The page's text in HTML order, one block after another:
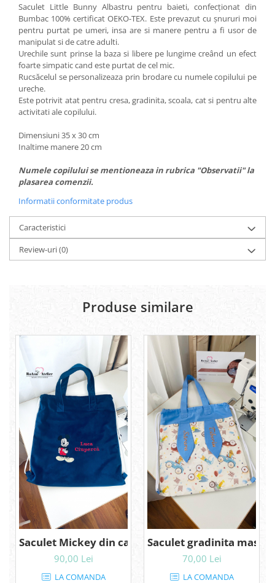
Saculet Little Bunny Albastru pentru baieti, confecționat din
Bumbac 100% certificat OEKO-TEX. Este prevazut cu șnururi moi
pentru purtat pe umeri, insa are si manere pentru a fi usor de
manipulat si de catre adulti.
Urechile sunt prinse la baza si libere pe lungime creând un efect
foarte simpatic cand este purtat de cel mic.
Rucsăcelul se personalizeaza prin brodare cu numele copilului pe
ureche.
Este potrivit atat pentru cresa, gradinita, scoala, cat si pentru alte
activitati ale copilului.
Dimensiuni 35 x 30 cm
Inaltime manere 20 cm
Numele copilului se mentioneaza in rubrica "Observatii" la
plasarea comenzii.
Informatii conformitate produs
Caracteristici
Review-uri(0)
Produse similare
Saculet Mickey din catifea
90,00 Lei
LA COMANDA
Saculet gradinita
70,00 Lei
LA COMANDA